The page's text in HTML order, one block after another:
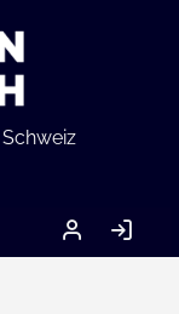
MEIN
ACCOUNT